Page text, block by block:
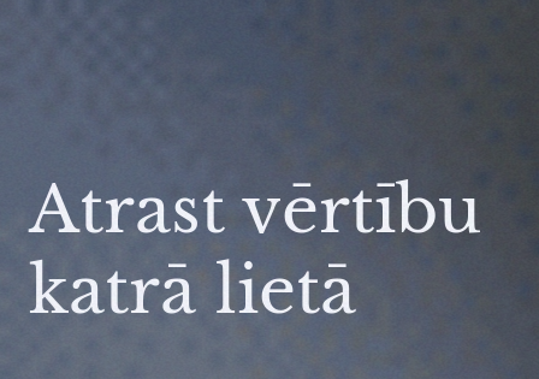
Atrast vērtību
katrā lietā